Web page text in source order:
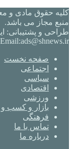
کلیه حقوق مادی و
منبع مجاز می باشد.
Email:ads@shnews.ir
صفحه نخست
اجتماعی
سیاسی
اقتصادی
ورزشی
بازار و کسب و
فرهنگی
تماس با ما
درباره ما